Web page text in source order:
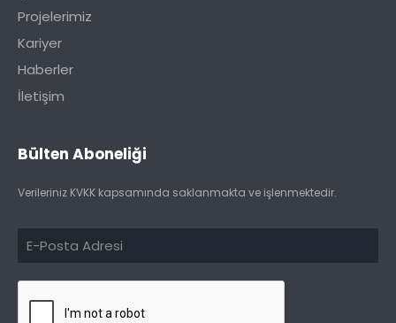
Projelerimiz
Kariyer
Haberler
İletişim
Bülten Aboneliği
Verileriniz KVKK kapsamında saklanmakta ve işlenmektedir.